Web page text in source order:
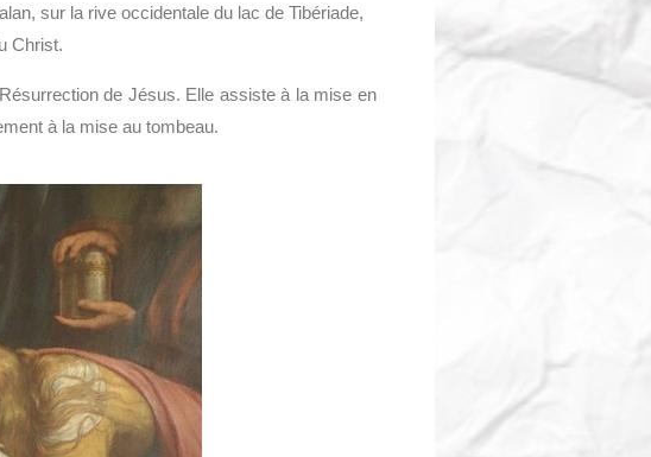
sur la rive occidentale du lac de Tibériade,
Christ.
de Jésus. Elle assiste à la mise en
à la mise au tombeau.